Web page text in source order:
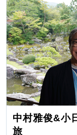
中村雅俊&小
旅